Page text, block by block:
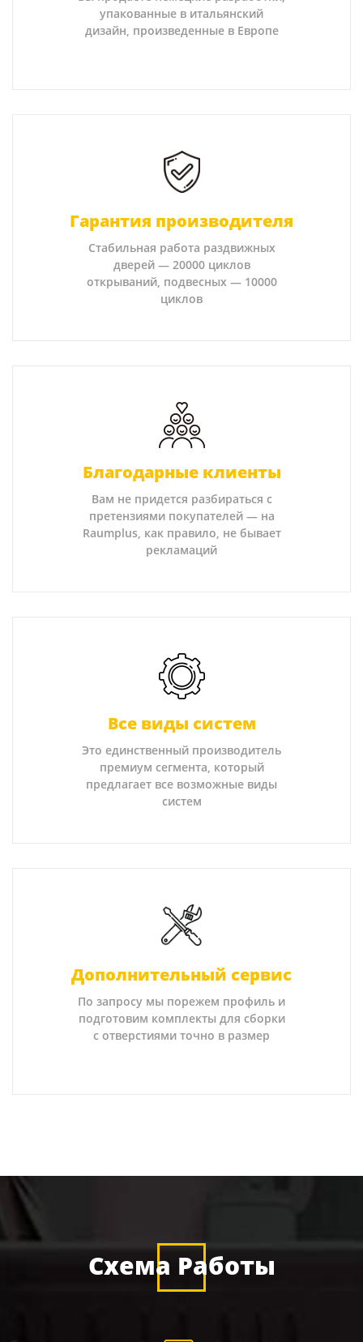
упакованные в итальянский
дизайн, произведенные в Европе
Гарантия производителя
Стабильная работа раздвижных
дверей — 20000 циклов
открываний, подвесных — 10000
циклов
Благодарные клиенты
Вам не придется разбираться с
претензиями покупателей — на
Raumplus, как правило, не бывает
рекламаций
Все виды систем
Это единственный производитель
премиум сегмента, который
предлагает все возможные виды
систем
Дополнительный сервис
По запросу мы порежем профиль и
подготовим комплекты для сборки
с отверстиями точно в размер
Схема Работы